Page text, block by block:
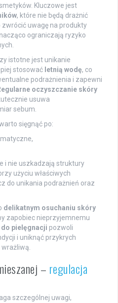
Kluczowe jest
, które nie będą drażnić
uwagę na produkty
ograniczają ryzyko
istotne jest unikanie
stosować letnią wodę, co
podrażnienia i zapewni
oczyszczanie skóry
usuwa
sebum.
sięgnąć po:
i nie uszkadzają struktury
użyciu właściwych
do unikania podrażnień oraz
delikatnym osuchaniu skóry
zapobiec nieprzyjemnemu
pielęgnacji pozwoli
i uniknąć przykrych
– regulacja
szczególnej uwagi,